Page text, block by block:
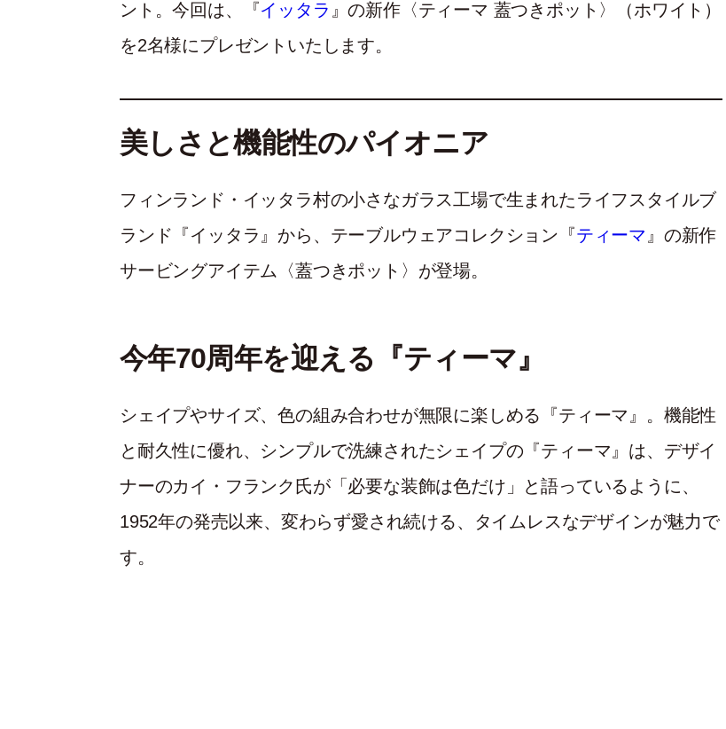
ント。今回は、『イッタラ 』の新作〈ティーマ 蓋つきポット〉（ホワイト）
を2名様にプレゼントいたします。
美しさと機能性のパイオニア
フィンランド・イッタラ村の小さなガラス工場で生まれたライフスタイルブ
ランド『イッタラ』から、テーブルウェアコレクション『ティーマ 』の新作
サービングアイテム〈蓋つきポット〉が登場。
今年70周年を迎える『ティーマ』
シェイプやサイズ、色の組み合わせが無限に楽しめる『ティーマ』。機能性
と耐久性に優れ、シンプルで洗練されたシェイプの『ティーマ』は、デザイ
ナーのカイ・フランク氏が「必要な装飾は色だけ」と語っているように、
1952年の発売以来、変わらず愛され続ける、タイムレスなデザインが魅力で
す。